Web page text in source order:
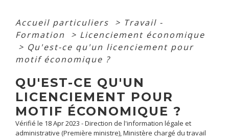
Accueil particuliers > Travail -
Formation
> Licenciement économique
> Qu'est-ce qu'un licenciement pour
motif économique ?
QU'EST-CE QU'UN
LICENCIEMENT POUR
MOTIF ÉCONOMIQUE ?
Vérifié le 18 Apr 2023 - Direction de l'information légale et
administrative (Première ministre), Ministère chargé du travail